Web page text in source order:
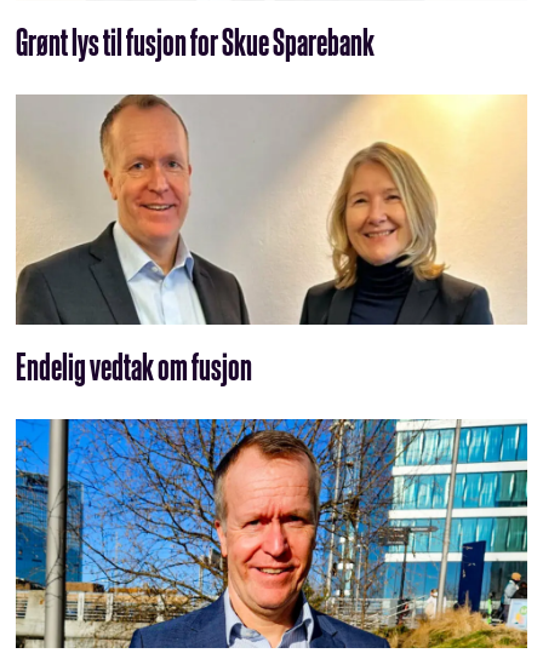
Grønt lys til fusjon for Skue Sparebank
Endelig vedtak om fusjon